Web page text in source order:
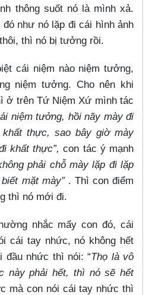
thông suốt nó là mình xả.
như nó lặp đi cái hình ảnh
thì nó bị tưởng rồi.
cái niệm nào niệm tưởng,
niệm tưởng. Cho nên khi
ở trên Tứ Niệm Xứ mình tác
niệm tưởng, hồi nãy mày đi
thực, sao bây giờ mày
khất thực”, con tác ý mạnh
phải chỗ mày lặp đi lặp
mặt mày”. Thì con điểm
thì nó mới đi.
nhắc mấy con đó, cái
cái tay nhức, nó không hết
đầu nhức thì nói: “Thọ là vô
này phải hết, thì nó sẽ hết
mà con nói cái tay nhức thì